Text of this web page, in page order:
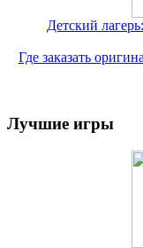
Детский
Где заказать
Лучшие игры